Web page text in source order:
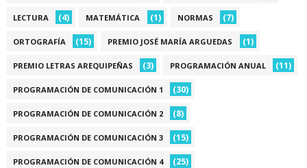
LECTURA (4) MATEMÁTICA (1) NORMAS (7)
ORTOGRAFÍA (15) PREMIO JOSÉ MARÍA ARGUEDAS (1)
PREMIO LETRAS AREQUIPEÑAS (3) PROGRAMACIÓN ANUAL (11)
PROGRAMACIÓN DE COMUNICACIÓN 1 (30)
PROGRAMACIÓN DE COMUNICACIÓN 2 (8)
PROGRAMACIÓN DE COMUNICACIÓN 3 (15)
PROGRAMACIÓN DE COMUNICACIÓN 4 (25)